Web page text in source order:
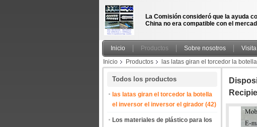
La Comisión consideró que la ayuda
China no era compatible con el
Inicio Productos Sobre nosotros
Inicio
Productos las latas giran el torcedor la
Todos los productos
las latas giran el torcedor la botella
el inversor el inversor el girador (42)
Los materiales de plástico para los